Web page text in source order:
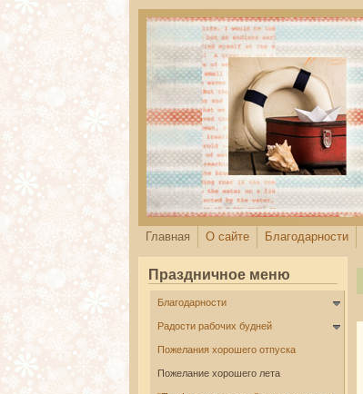
Перейти к основному содержанию
Главная О сайте Благодарности
Праздничное меню
Благодарности
Радости рабочих будней
Пожелания хорошего отпуска
Пожелание хорошего лета